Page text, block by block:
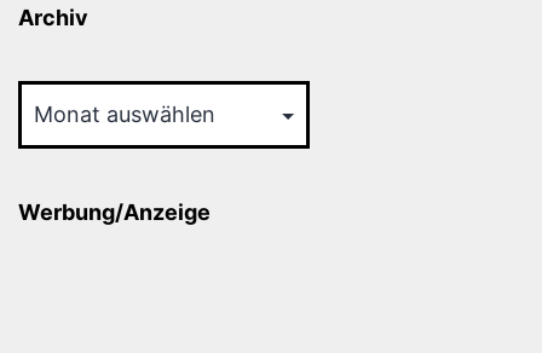
Archiv
Werbung/Anzeige